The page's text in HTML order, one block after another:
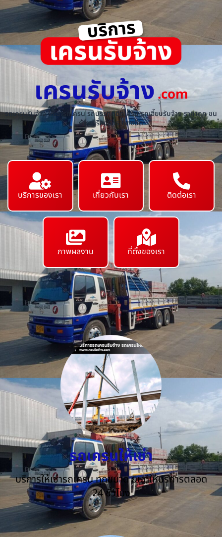
เครนรับจ้าง.com
รถเครนรับจ้าง ให้เช่ารถเครน รถบรรทุกติดเครน รถเฮี๊ยบรับจ้าง ราคาถูก ขน
ย้ายเครื่องจักร ทุกชนิด
บริการของเรา เกี่ยวกับเรา ติดต่อเรา
ภาพผลงาน ที่ตั้งของเรา
รถเครนให้เช่า
บริการให้เช่ารถเครน ทุกขนาด ยินดีให้บริการตลอด
24 ชั่วโมง